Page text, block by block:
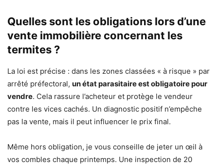
Quelles sont les obligations lors d’une
vente immobilière concernant les
termites ?
La loi est précise : dans les zones classées « à risque » par
arrêté préfectoral, un état parasitaire est obligatoire pour
vendre. Cela rassure l’acheteur et protège le vendeur
contre les vices cachés. Un diagnostic positif n’empêche
pas la vente, mais il peut influencer le prix final.
Même hors obligation, je vous conseille de jeter un œil à
vos combles chaque printemps. Une inspection de 20